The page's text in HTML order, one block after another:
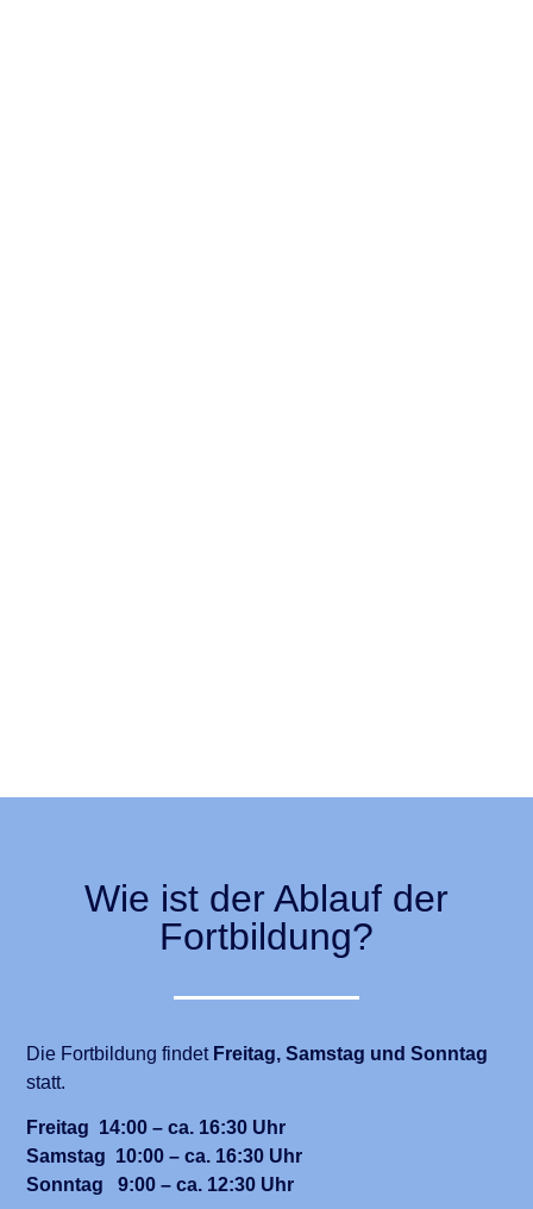
Wie ist der Ablauf der
Fortbildung?
Die Fortbildung findet Freitag, Samstag und Sonntag
statt.
Freitag 14:00 – ca. 16:30 Uhr
Samstag 10:00 –ca. 16:30 Uhr
Sonntag 9:00 – ca. 12:30 Uhr